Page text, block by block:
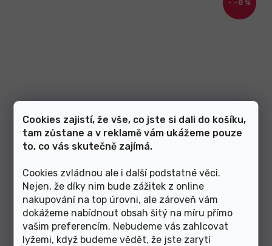
Cookies zajistí, že vše, co jste si dali do košíku,
tam zůstane a v reklamě vám ukážeme pouze
to, co vás skutečně zajímá.
Cookies zvládnou ale i další podstatné věci.
Nejen, že díky nim bude zážitek z online
nakupování na top úrovni, ale zároveň vám
dokážeme nabídnout obsah šitý na míru přímo
vašim preferencím. Nebudeme vás zahlcovat
lyžemi, když budeme vědět, že jste zarytí
–8 %
Skladem
od 549 Kč
XL